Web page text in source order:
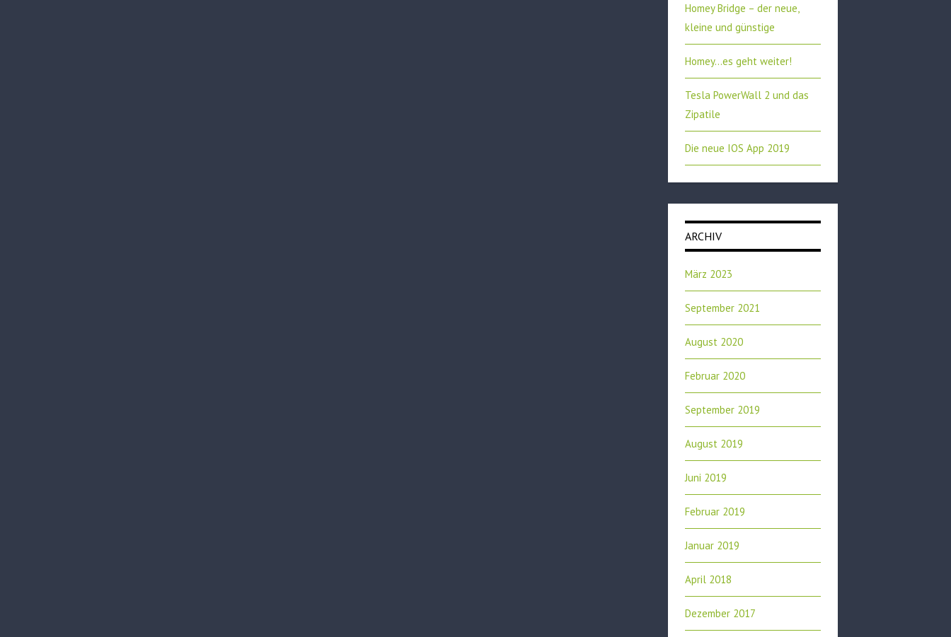
Homey Bridge – der neue,
kleine und günstige
Homey…es geht weiter!
Tesla PowerWall 2 und das
Zipatile
Die neue IOS App 2019
ARCHIV
März 2023
September 2021
August 2020
Februar 2020
September 2019
August 2019
Juni 2019
Februar 2019
Januar 2019
April 2018
Dezember 2017